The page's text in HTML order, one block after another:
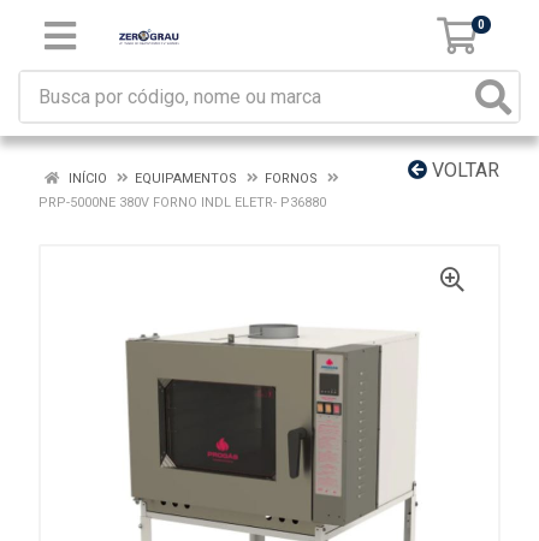
0
VOLTAR
INÍCIO EQUIPAMENTOS
FORNOS
PRP-5000NE 380V FORNO INDL ELETR- P36880